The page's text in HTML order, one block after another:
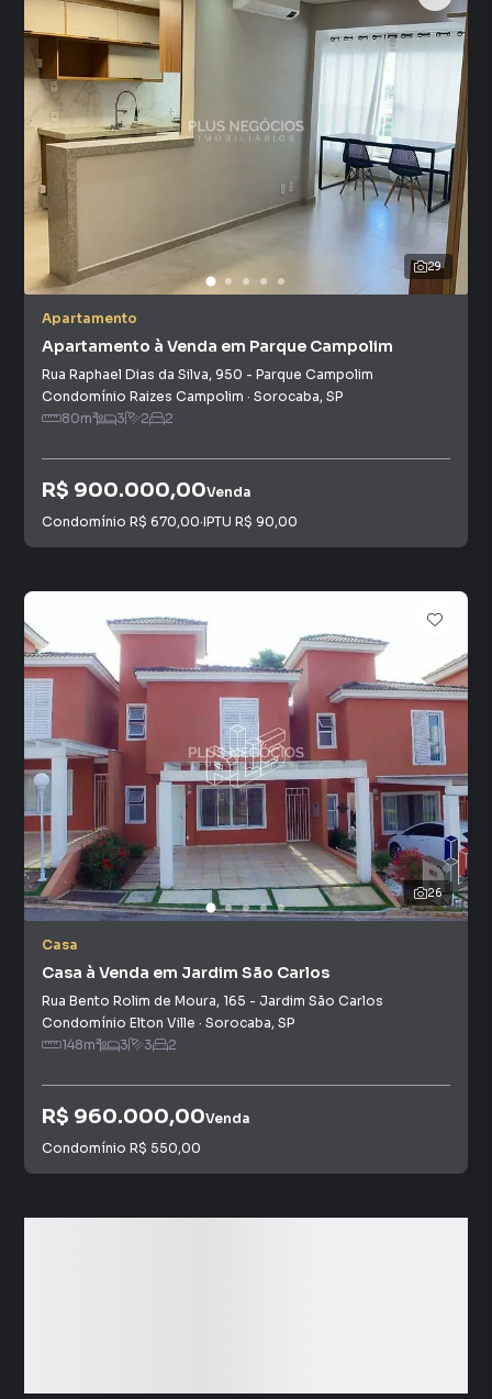
29
Apartamento
Apartamento à Venda em Parque Campolim
Rua Raphael Dias da Silva, 950 - Parque Campolim
Condomínio Raizes Campolim · Sorocaba, SP
80m² 3 2 2
R$ 900.000,00Venda
Condomínio R$ 670,00·IPTU R$ 90,00
26
Casa
Casa à Venda em Jardim São Carlos
Rua Bento Rolim de Moura, 165 - Jardim São Carlos
Condomínio Elton Ville · Sorocaba, SP
148m² 3 3 2
R$ 960.000,00Venda
Condomínio R$ 550,00